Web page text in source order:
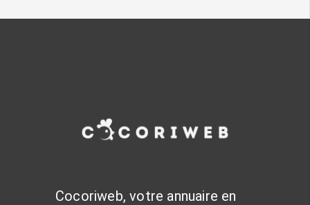
Cocoriweb, votre annuaire en